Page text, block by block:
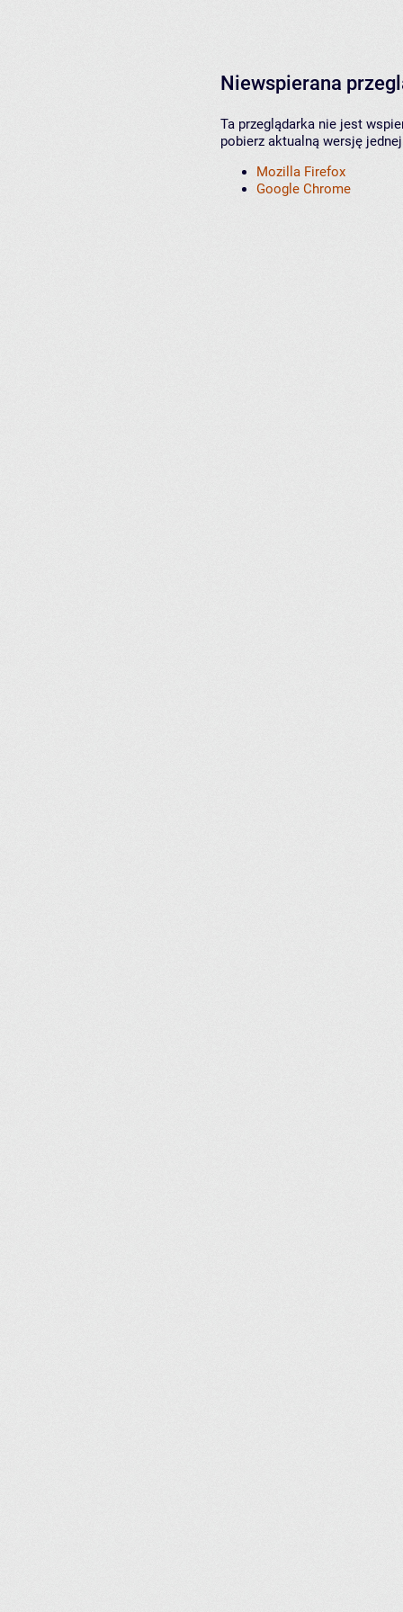
Niewspierana
Ta przeglądarka nie jest
pobierz aktualną wersję
Mozilla Firefox
Google Chrome